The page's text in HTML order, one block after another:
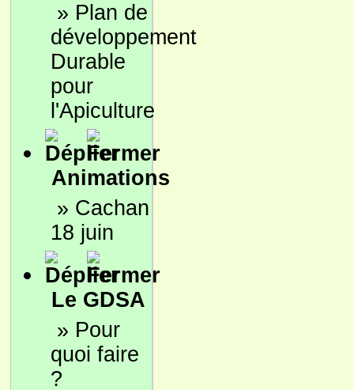
» Plan de
développement
Durable
pour
l'Apiculture
Animations
» Cachan
18 juin
Le GDSA
» Pour
quoi faire
?